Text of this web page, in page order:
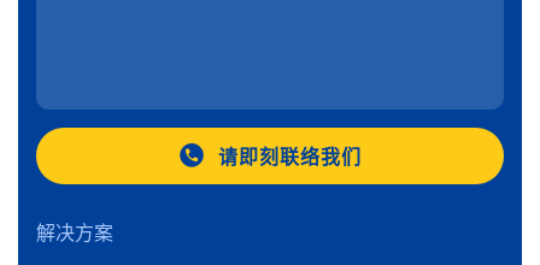
请即刻联络我们
解决方案